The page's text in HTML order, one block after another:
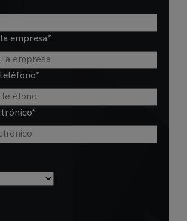
empresa*
*
*